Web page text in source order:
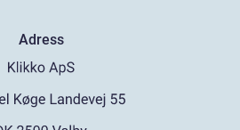
Adress